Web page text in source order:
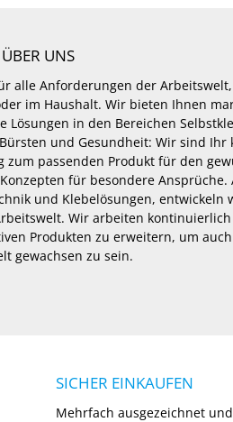
ÜBER UNS
alle Anforderungen der
im Haushalt. Wir bieten Ihnen
Lösungen in den Bereichen
und Gesundheit: Wir sind Ihr
passenden Produkt für den
für besondere Ansprüche.
und Klebelösungen, entwickeln
Wir arbeiten
Produkten zu erweitern, um
gewachsen zu sein.
SICHER EINKAUFEN
Mehrfach ausgezeichnet